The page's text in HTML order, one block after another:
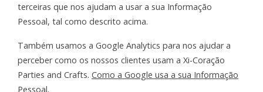
terceiras que nos ajudam a usar a sua Informação
Pessoal, tal como descrito acima.
Também usamos a Google Analytics para nos ajudar a
perceber como os nossos clientes usam a Xi-Coração
Parties and Crafts. Como a Google usa a sua Informação
Pessoal.